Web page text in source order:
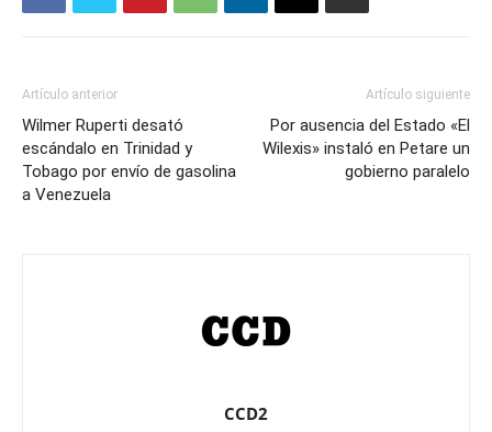
Artículo anterior
Wilmer Ruperti desató
escándalo en Trinidad y
Tobago por envío de gasolina
a Venezuela
Artículo siguiente
Por ausencia del Estado «El
Wilexis» instaló en Petare un
gobierno paralelo
CCD2